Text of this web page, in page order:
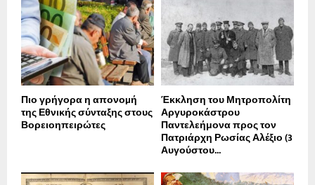
Πιο γρήγορα η απονοµή
της Εθνικής σύνταξης στους
Βορειοηπειρώτες
Έκκληση του Μητροπολίτη
Αργυροκάστρου
Παντελεήμονα προς τον
Πατριάρχη Ρωσίας Αλέξιο (3
Αυγούστου...